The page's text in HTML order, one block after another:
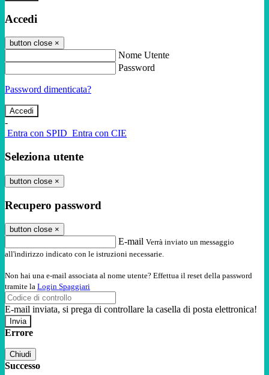
Accedi
button close ×
Nome Utente
Password
Password dimenticata?
-
Entra con SPID Entra con CIE
Seleziona utente
button close ×
Recupero password
button close ×
E-mail Verrà inviato un messaggio
all'indirizzo indicato con le istruzioni necessarie.
Non hai una e-mail associata al nome utente? Effettua il reset della password
tramite la Login Spaggiari
E-mail inviata, si prega di controllare la casella di posta elettronica!
Errore
Chiudi
Successo